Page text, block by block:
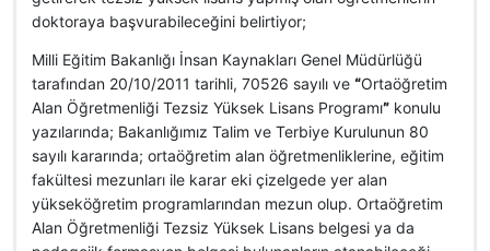
doktoraya başvurabileceğini belirtiyor;
Milli Eğitim Bakanlığı İnsan Kaynakları Genel Müdürlüğü
tarafından 20/10/2011 tarihli, 70526 sayılı ve “Ortaöğretim
Alan Öğretmenliği Tezsiz Yüksek Lisans Programı” konulu
yazılarında; Bakanlığımız Talim ve Terbiye Kurulunun 80
sayılı kararında; ortaöğretim alan öğretmenliklerine, eğitim
fakültesi mezunları ile karar eki çizelgede yer alan
yükseköğretim programlarından mezun olup. Ortaöğretim
Alan Öğretmenliği Tezsiz Yüksek Lisans belgesi ya da